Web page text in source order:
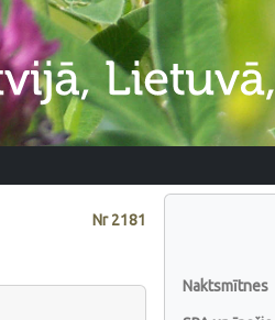
Nr2181
Naktsmītnes